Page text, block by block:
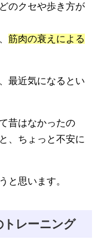
のクセや歩き方が
筋肉の衰えによる
最近気になるとい
昔はなかったの
、ちょっと不安に
と思います。
トレーニング